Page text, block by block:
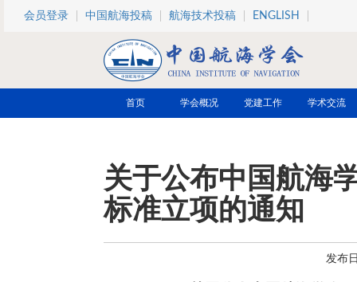
跳转到主要内容
会员登录 中国航海投稿 航海技术投稿 ENGLISH
首页 学会概况 党建工作 学术交流
关于公布中国航海
标准立项的通知
发布